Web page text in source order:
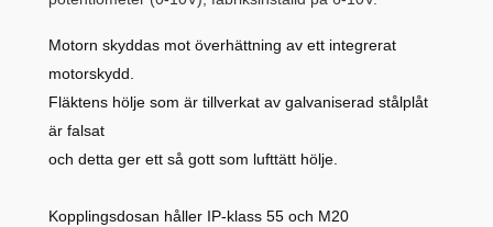
Motorn skyddas mot överhättning av ett integrerat
motorskydd.
Fläktens hölje som är tillverkat av galvaniserad stålplåt
är falsat
och detta ger ett så gott som lufttätt hölje.
Kopplingsdosan håller IP-klass 55 och M20